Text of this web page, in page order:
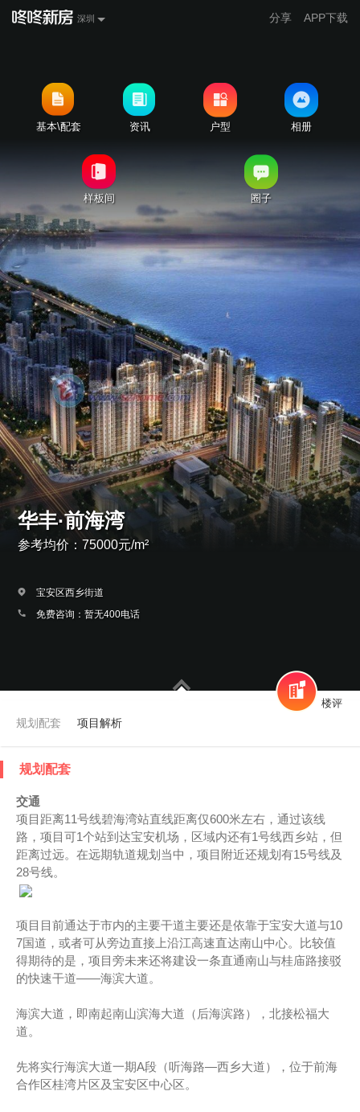
深圳 分享 APP下载
基本\配套 资讯 户型 相册
样板间 圈子
华丰·前海湾
参考均价：75000元/m²
宝安区西乡街道
免费咨询：暂无400电话
楼评
规划配套 项目解析
规划配套
交通
项目距离11号线碧海湾站直线距离仅600米左右，通过该线
路，项目可1个站到达宝安机场，区域内还有1号线西乡站，但
距离过远。在远期轨道规划当中，项目附近还规划有15号线及
28号线。
项目目前通达于市内的主要干道主要还是依靠于宝安大道与10
7国道，或者可从旁边直接上沿江高速直达南山中心。比较值
得期待的是，项目旁未来还将建设一条直通南山与桂庙路接驳
的快速干道——海滨大道。
海滨大道，即南起南山滨海大道（后海滨路），北接松福大
道。
先将实行海滨大道一期A段（听海路—西乡大道），位于前海
合作区桂湾片区及宝安区中心区。